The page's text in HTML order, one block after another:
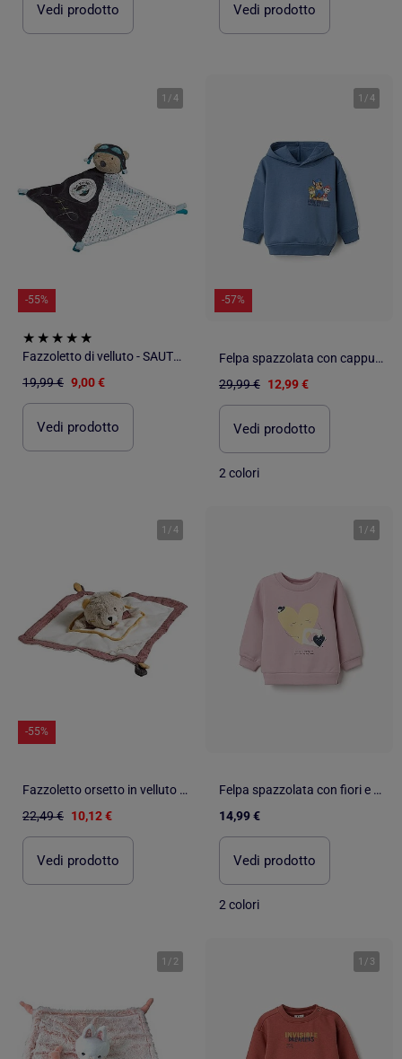
Vedi prodotto Vedi prodotto
1 /4
-55%
Fazzoletto di velluto - SAUTHON
19,99 € 9,00 €
Vedi prodotto
1 /4
-57%
Felpa spazzolata con cappuccio con stampe paw patrol
29,99 € 12,99 €
Vedi prodotto
2 colori
1 /4
-55%
Fazzoletto orsetto in velluto - SAUTHON
22,49 € 10,12 €
Vedi prodotto
1 /4
Felpa spazzolata con fiori e cuori
14,99 €
Vedi prodotto
2 colori
1 / 2 1 / 3